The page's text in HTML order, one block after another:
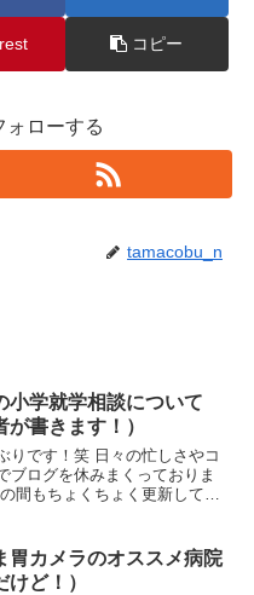
コピー
ォローする
tamacobu_n
小学就学相談について
が書きます！）
りです！笑 日々の忙しさやコ
ブログを休みまくっておりま
間もちょくちょく更新してい
う～となり。 6月中にギリギ
更新で...
胃カメラのオススメ病院
けど！）